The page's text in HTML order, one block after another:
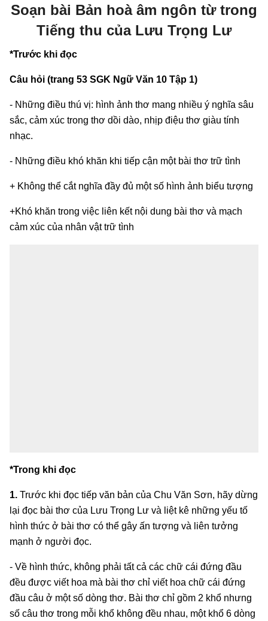
Soạn bài Bản hoà âm ngôn từ trong
Tiếng thu của Lưu Trọng Lư
*Trước khi đọc
Câu hỏi (trang 53 SGK Ngữ Văn 10 Tập 1)
- Những điều thú vị: hình ảnh thơ mang nhiều ý nghĩa sâu
sắc, cảm xúc trong thơ dồi dào, nhịp điệu thơ giàu tính
nhạc.
- Những điều khó khăn khi tiếp cận một bài thơ trữ tình
+ Không thể cắt nghĩa đầy đủ một số hình ảnh biểu tượng
+Khó khăn trong việc liên kết nội dung bài thơ và mạch
cảm xúc của nhân vật trữ tình
*Trong khi đọc
1. Trước khi đọc tiếp văn bản của Chu Văn Sơn, hãy dừng
lại đọc bài thơ của Lưu Trọng Lư và liệt kê những yếu tố
hình thức ở bài thơ có thể gây ấn tượng và liên tưởng
mạnh ở người đọc.
- Về hình thức, không phải tất cả các chữ cái đứng đầu
đều được viết hoa mà bài thơ chỉ viết hoa chữ cái đứng
đầu câu ở một số dòng thơ. Bài thơ chỉ gồm 2 khổ nhưng
số câu thơ trong mỗi khổ không đều nhau, một khổ 6 dòng